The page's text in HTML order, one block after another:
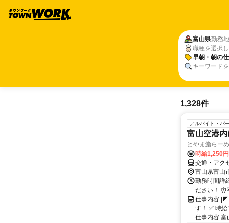
富山県勤務
職種を選択
早朝・朝の
キーワード
1,328件
アルバイト・パ
富山空港
とやま鮨らー
時給1,250
交通・アク
富山県富山
勤務時間詳
ださい！ ⏰
仕事内容 |◤
す！ ✅ 時
仕事内容 富